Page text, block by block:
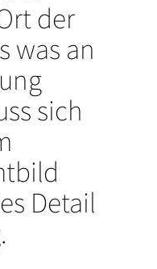
der
was an
sich
Detail